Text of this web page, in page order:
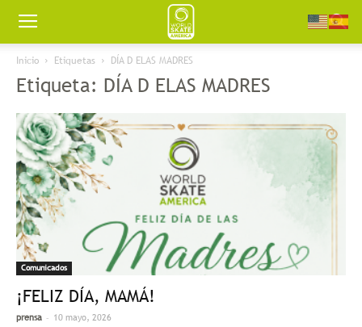
Worldskate
America
Inicio Etiquetas DÍA D ELAS MADRES
Etiqueta: DÍA D ELAS MADRES
Comunicados
¡FELIZ DÍA, MAMÁ!
prensa - 10 mayo, 2026